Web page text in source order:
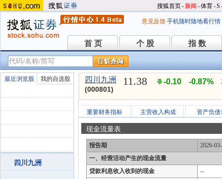
搜狐首页-新闻 -体育-S
意见反馈 手机随时随地看行情
首 页
首 页 个 股
个 股 指 数
指 数
最近浏览股 我的自选股
四川九洲
四川九洲
(000801)
11.38 -0.10 -0.87%
重要财务指标 主营收入构成 资产负债
现金流量表
报告期
2026-
一、经营活动产生的现金流量
贷款利息收入收到的现金
--